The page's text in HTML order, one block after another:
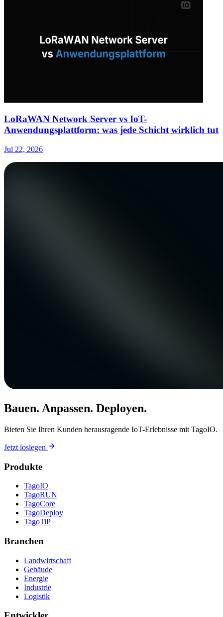
LoRaWAN Network Server vs IoT-
Anwendungsplattform: was jede Schicht wirklich tut
Jul 22, 2026
Bauen. Anpassen. Deployen.
Bieten Sie Ihren Kunden herausragende IoT-Erlebnisse mit TagoIO.
Jetzt loslegen
Produkte
TagoIO
TagoRUN
TagoCore
TagoDeploy
TagoTiP
Branchen
Landwirtschaft
Gebäude
Energie
Industrie
Logistik